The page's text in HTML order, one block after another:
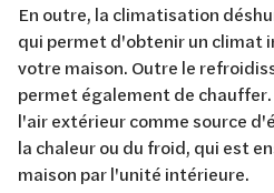
En outre, la climatisation
qui permet d'obtenir un climat
votre maison. Outre le
permet également de
l'air extérieur comme source
la chaleur ou du froid, qui est
maison par l'unité intérieure.